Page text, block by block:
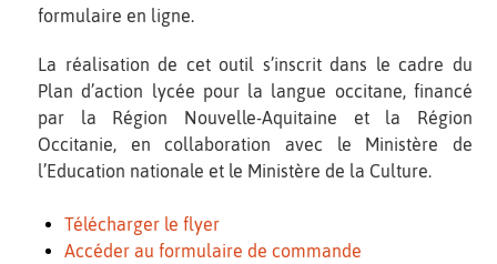
formulaire en ligne.
La réalisation de cet outil s’inscrit dans le cadre du
Plan d’action lycée pour la langue occitane, financé
par la Région Nouvelle-Aquitaine et la Région
Occitanie, en collaboration avec le Ministère de
l’Education nationale et le Ministère de la Culture.
Télécharger le flyer
Accéder au formulaire de commande